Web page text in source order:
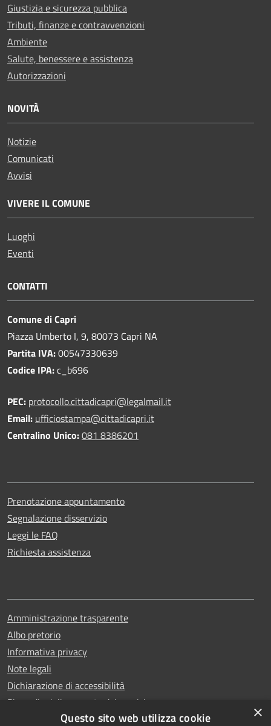
Giustizia e sicurezza pubblica
Tributi, finanze e contravvenzioni
Ambiente
Salute, benessere e assistenza
Autorizzazioni
NOVITÀ
Notizie
Comunicati
Avvisi
VIVERE IL COMUNE
Luoghi
Eventi
CONTATTI
Comune di Capri
Piazza Umberto I, 9, 80073 Capri NA
Partita IVA:00547330639
Codice IPA:c_b696
PEC: protocollo.cittadicapri@legalmail.it
Email: ufficiostampa@cittadicapri.it
Centralino Unico:081 8386201
Prenotazione appuntamento
Segnalazione disservizio
Leggi le FAQ
Richiesta assistenza
Amministrazione trasparente
Albo pretorio
Informativa privacy
Note legali
Dichiarazione di accessibilità
Piano di miglioramento dei servizi
×
Questo sito web utilizza cookie